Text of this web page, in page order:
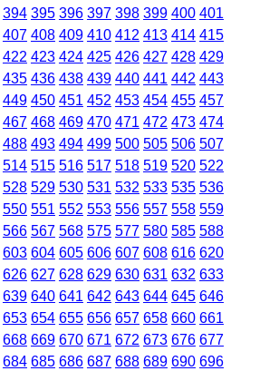
394 395 396 397 398 399 400 401
407 408 409 410 412 413 414 415
422 423 424 425 426 427 428 429
435 436 438 439 440 441 442 443
449 450 451 452 453 454 455 457
467 468 469 470 471 472 473 474
488 493 494 499 500 505 506 507
514 515 516 517 518 519 520 522
528 529 530 531 532 533 535 536
550 551 552 553 556 557 558 559
566 567 568 575 577 580 585 588
603 604 605 606 607 608 616 620
626 627 628 629 630 631 632 633
639 640 641 642 643 644 645 646
653 654 655 656 657 658 660 661
668 669 670 671 672 673 676 677
684 685 686 687 688 689 690 696